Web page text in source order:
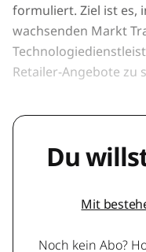
formuliert. Ziel ist es,
wachsenden Markt
Retailer-Angebote zu
Du
Mit
Noch kein Abo?